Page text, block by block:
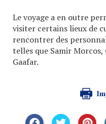
Le voyage a en outre
visiter certains lieux de
rencontrer des
telles que Samir Morcos,
Gaafar.